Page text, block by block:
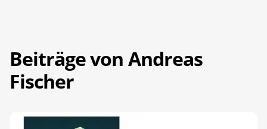
Beiträge von Andreas
Fischer